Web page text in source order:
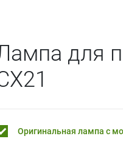
для
Оригинальная лампа с